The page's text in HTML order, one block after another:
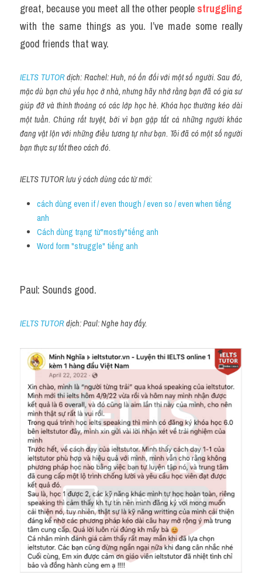
great, because you meet all the other people struggling
with the same things as you. I’ve made some really
good friends that way.
IELTS TUTOR dịch: Rachel: Huh, nó ổn đối với một số người. Sau đó,
mặc dù bạn chủ yếu học ở nhà, nhưng hãy nhớ rằng bạn đã có gia sư
giúp đỡ và thỉnh thoảng có các lớp học hè. Khóa học thường kéo dài
một tuần. Chúng rất tuyệt, bởi vì bạn gặp tất cả những người khác
đang vật lộn với những điều tương tự như bạn. Tôi đã có một số người
bạn thực sự tốt theo cách đó.
IELTS TUTOR lưu ý cách dùng các từ mới:
cách dùng even if / even though / even so / even when tiếng
anh
Cách dùng trạng từ"mostly"tiếng anh
Word form "struggle" tiếng anh
Paul: Sounds good.
IELTS TUTOR dịch: Paul: Nghe hay đấy.